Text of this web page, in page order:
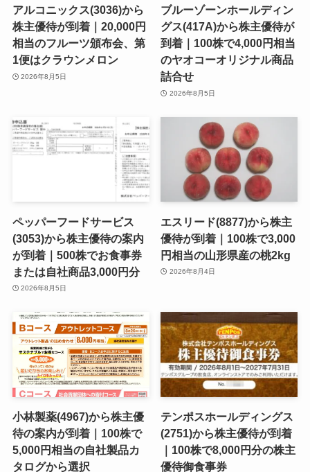
アルコニックス(3036)から
株主優待が到着｜20,000円
相当のフルーツ頒布会、第
1便はクラウンメロン
2026年8月5日
ブルーゾーンホールディン
グス(417A)から株主優待が
到着｜100株で4,000円相当
のヤオコーオリジナル商品
詰合せ
2026年8月5日
ペッパーフードサービス
(3053)から株主優待の案内
が到着｜500株でお食事券
または自社商品3,000円分
2026年8月5日
エスリード(8877)から株主
優待が到着｜100株で3,000
円相当の山形県産の桃2kg
2026年8月4日
小林製薬(4967)から株主優
待の案内が到着｜100株で
5,000円相当の自社製品カ
タログから選択
テンポスホールディングス
(2751)から株主優待が到着
｜100株で8,000円分の株主
優待御食事券